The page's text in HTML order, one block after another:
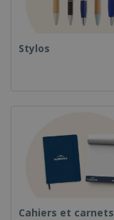
Stylos
Cahiers et carnets